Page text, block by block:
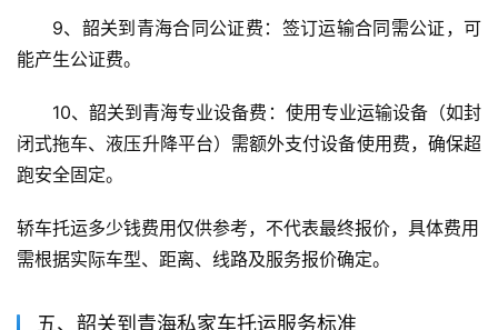
9、韶关到青海合同公证费：签订运输合同需公证，可
能产生公证费。
10、韶关到青海专业设备费：使用专业运输设备（如封
闭式拖车、液压升降平台）需额外支付设备使用费，确保超
跑安全固定。
轿车托运多少钱费用仅供参考，不代表最终报价，具体费用
需根据实际车型、距离、线路及服务报价确定。
五、韶关到青海私家车托运服务标准